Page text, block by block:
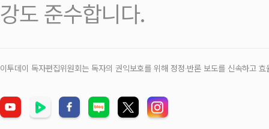
강도 준수합니다.
이투데이 독자편집위원회는 독자의 권익보호를 위해 정정‧반론 보도를 신속하고